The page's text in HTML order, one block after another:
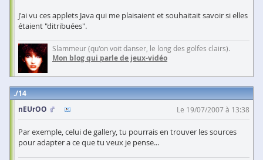
J'ai vu ces applets Java qui me plaisaient et souhaitait savoir si elles
étaient "ditribuées".
Slammeur (qu'on voit danser, le long des golfes clairs).
Mon blog qui parle de jeux-vidéo
14
nEUrOO
Le 19/07/2007 à 13:38
Par exemple, celui de gallery, tu pourrais en trouver les sources
pour adapter a ce que tu veux je pense...